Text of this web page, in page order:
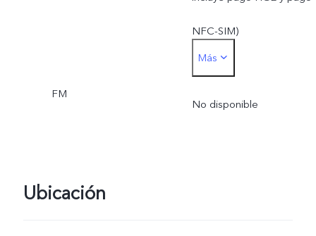
NFC-SIM)
*La tarjeta SIM para
debe insertarse en la
Más
FM
No disponible
Ubicación